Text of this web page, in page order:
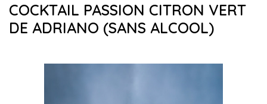
COCKTAIL PASSION CITRON VERT
DE ADRIANO (SANS ALCOOL)